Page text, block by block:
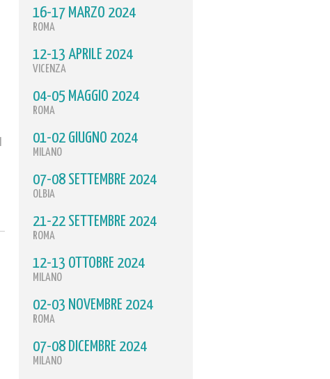
16-17 MARZO 2024
ROMA
12-13 APRILE 2024
VICENZA
04-05 MAGGIO 2024
ROMA
01-02 GIUGNO 2024
MILANO
07-08 SETTEMBRE 2024
OLBIA
21-22 SETTEMBRE 2024
ROMA
12-13 OTTOBRE 2024
MILANO
02-03 NOVEMBRE 2024
ROMA
07-08 DICEMBRE 2024
MILANO